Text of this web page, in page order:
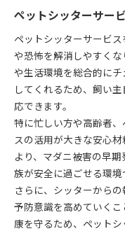
ペットシッターサー
ペットシッターサービ
や恐怖を解消しやすく
や生活環境を総合的に
してくれるため、飼い
応できます。
特に忙しい方や高齢者
スの活用が大きな安心
より、マダニ被害の早
族が安全に過ごせる環境
さらに、シッターから
予防意識を高めていく
康を守るため、ペット